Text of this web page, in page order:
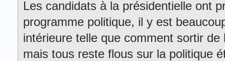
Les candidats à la présidentielle ont
programme politique, il y est
intérieure telle que comment sortir
mais tous reste flous sur la politique